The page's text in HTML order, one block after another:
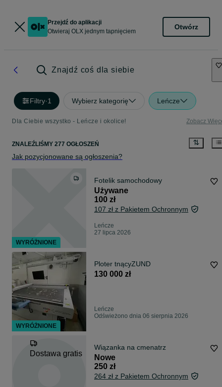
Przejdź do aplikacji
Otwieraj OLX jednym tapnięciem
Otwórz
Znajdź coś dla siebie
Filtry·1 Wybierz kategorię Leńcze
Dla Ciebie wszystko - Leńcze i okolice! Zobacz
ZNALEŹLIŚMY 277 OGŁOSZEŃ
Jak pozycjonowane są ogłoszenia?
Fotelik samochodowy
Używane
100 zł
107 zł z Pakietem Ochronnym
Leńcze
27 lipca 2026
Ploter tnącyZUND
130 000 zł
Leńcze
Odświeżono dnia 06 sierpnia 2026
Dostawa gratis
Wiązanka na cmenatrz
Nowe
250 zł
264 zł z Pakietem Ochronnym
WYRÓŻNIONE
WYRÓŻNIONE